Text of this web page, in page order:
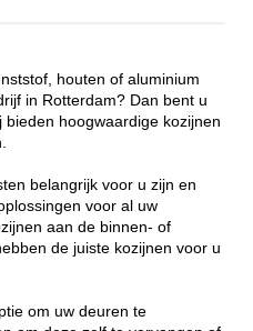
houten of aluminium
in Rotterdam? Dan bent u
hoogwaardige kozijnen
belangrijk voor u zijn en
voor al uw
aan de binnen- of
de juiste kozijnen voor u
om uw deuren te